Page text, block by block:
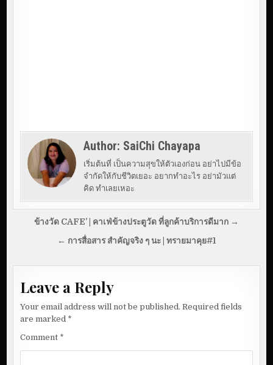
Author: SaiChi Chayapa
เริ่มต้นที่ เป็นความสุขให้ตัวเองก่อน อย่าไปมีข้อ
จำกัดให้กับชีวิตเยอะ อยากทำอะไร อย่ามัวแต่
คิด ทำเลยเหอะ
n
a
v
ข้างวัด CAFE’ | คาเฟ่ข้างประตูวัด ที่ลูกค้าบริการดีมาก →
← การสื่อสาร สำคัญจริง ๆ นะ | ทรายมาคุย#1
Leave a Reply
Your email address will not be published. Required fields
are marked *
Comment *